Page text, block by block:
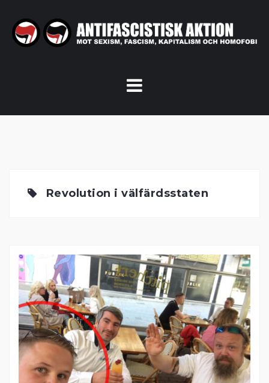
content
Revolution i välfärdsstaten